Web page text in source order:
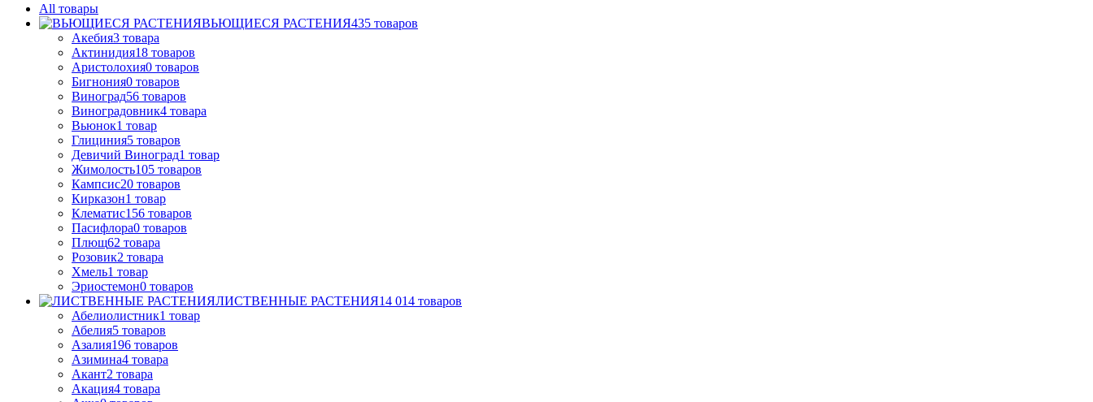
All товары
ВЬЮЩИЕСЯ РАСТЕНИЯ435 товаров
Акебия3 товара
Актинидия18 товаров
Аристолохия0 товаров
Бигнония0 товаров
Виноград56 товаров
Виноградовник4 товара
Вьюнок1 товар
Глициния5 товаров
Девичий Виноград1 товар
Жимолость105 товаров
Кампсис20 товаров
Кирказон1 товар
Клематис156 товаров
Пасифлора0 товаров
Плющ62 товара
Розовик2 товара
Хмель1 товар
Эриостемон0 товаров
ЛИСТВЕННЫЕ РАСТЕНИЯ14 014 товаров
Абелиолистник1 товар
Абелия5 товаров
Азалия196 товаров
Азимина4 товара
Акант2 товара
Акация4 товара